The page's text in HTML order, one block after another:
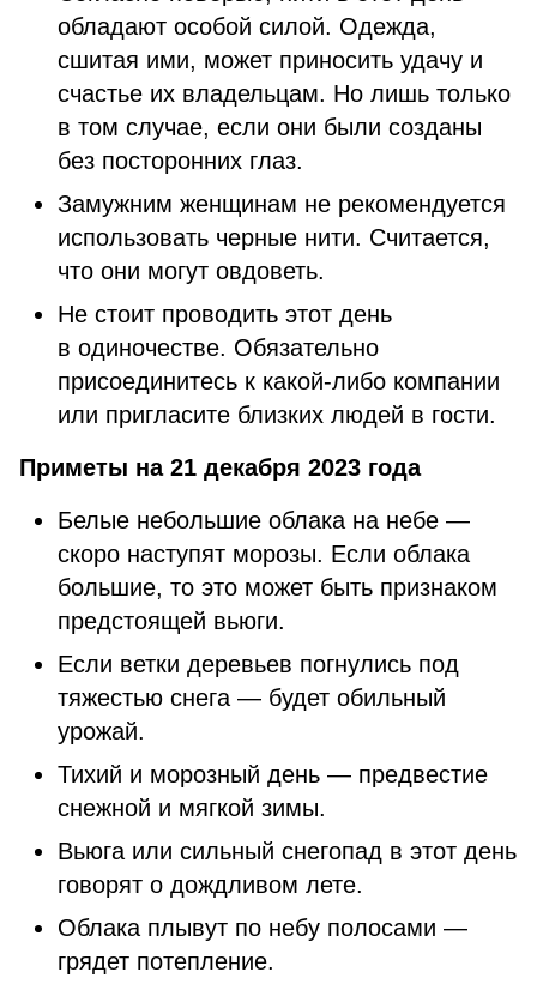
обладают особой силой. Одежда,
сшитая ими, может приносить удачу и
счастье их владельцам. Но лишь только
в том случае, если они были созданы
без посторонних глаз.
Замужним женщинам не рекомендуется
использовать черные нити. Считается,
что они могут овдоветь.
Не стоит проводить этот день
в одиночестве. Обязательно
присоединитесь к какой-либо компании
или пригласите близких людей в гости.
Приметы на 21 декабря 2023 года
Белые небольшие облака на небе —
скоро наступят морозы. Если облака
большие, то это может быть признаком
предстоящей вьюги.
Если ветки деревьев погнулись под
тяжестью снега — будет обильный
урожай.
Тихий и морозный день — предвестие
снежной и мягкой зимы.
Вьюга или сильный снегопад в этот день
говорят о дождливом лете.
Облака плывут по небу полосами —
грядет потепление.